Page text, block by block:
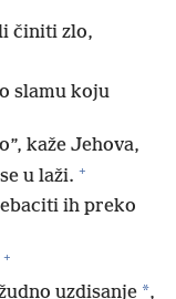
činiti zlo,
slamu koju
kaže Jehova,
u laži. +
ih preko
+
uzdisanje *,